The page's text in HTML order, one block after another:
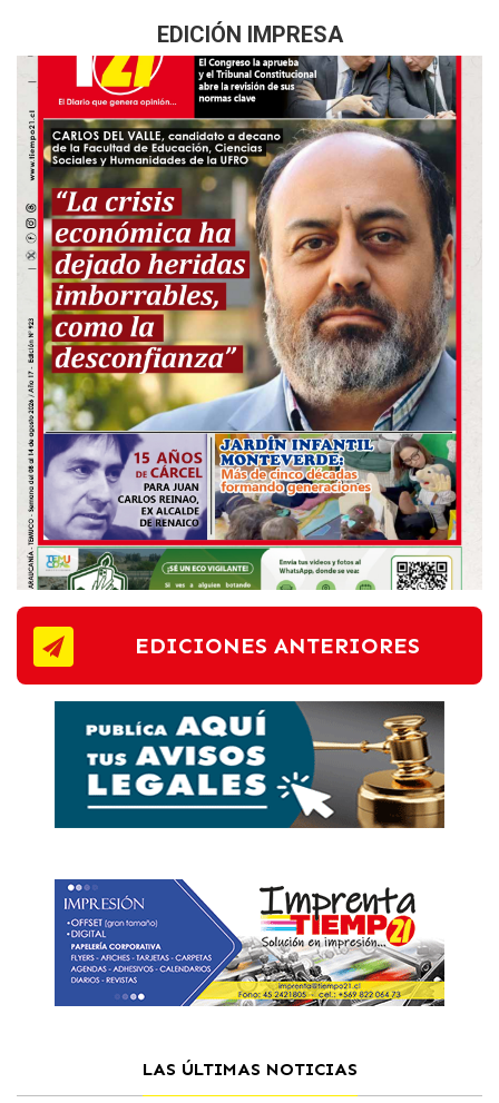
EDICIÓN IMPRESA
EDICIONES ANTERIORES
LAS ÚLTIMAS NOTICIAS